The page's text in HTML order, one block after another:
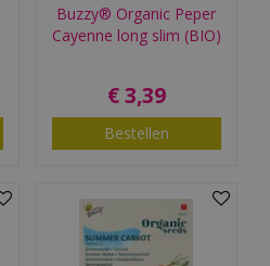
Buzzy® Organic Peper
Cayenne long slim (BIO)
€ 3,39
Bestellen